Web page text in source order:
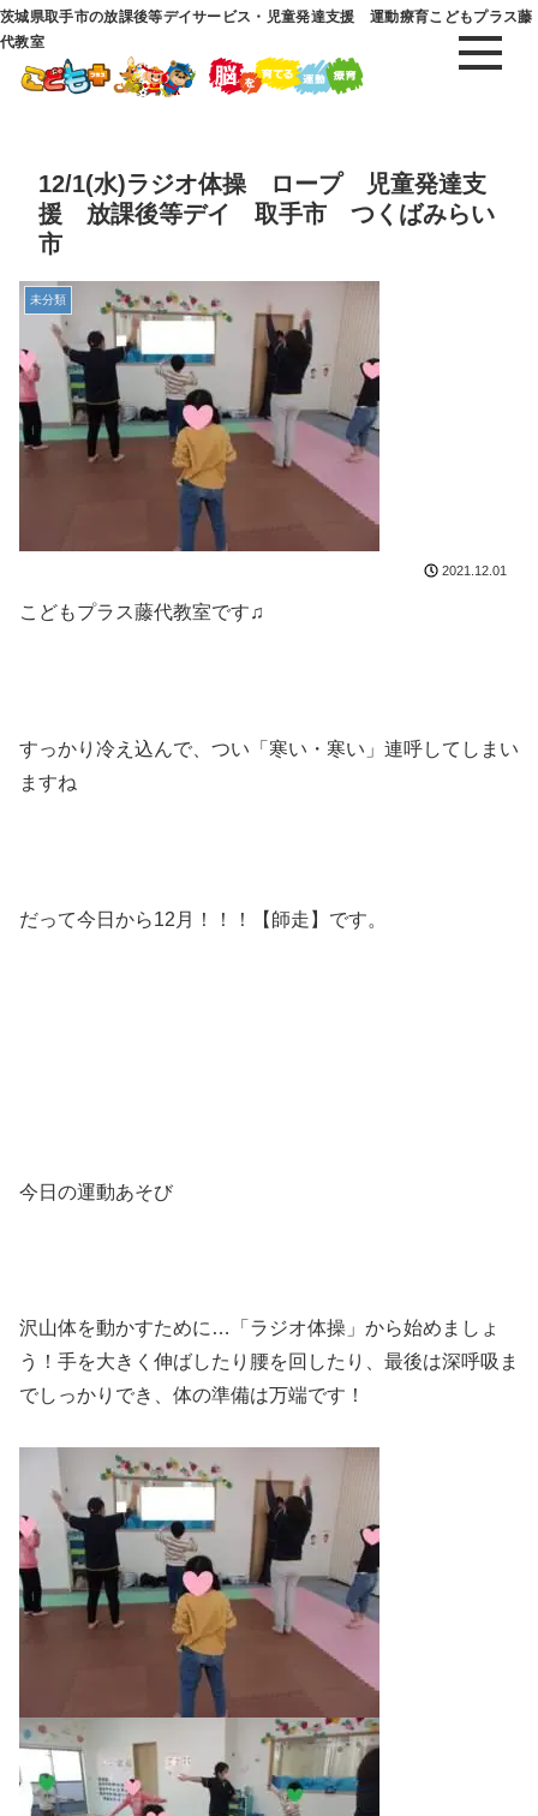
茨城県取手市の放課後等デイサービス・児童発達支援 運動療育こどもプラス藤
代教室
12/1(水)ラジオ体操 ロープ 児童発達支
援 放課後等デイ 取手市 つくばみらい
市
未分類
2021.12.01
こどもプラス藤代教室です♫
すっかり冷え込んで、つい「寒い・寒い」連呼してしまい
ますね
だって今日から12月！！！【師走】です。
今日の運動あそび
沢山体を動かすために…「ラジオ体操」から始めましょ
う！手を大きく伸ばしたり腰を回したり、最後は深呼吸ま
でしっかりでき、体の準備は万端です！